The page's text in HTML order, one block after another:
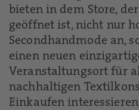
bieten in dem Store,
geöffnet ist, nicht nur
Secondhandmode an,
einen neuen
Veranstaltungsort für
nachhaltigen
Einkaufen